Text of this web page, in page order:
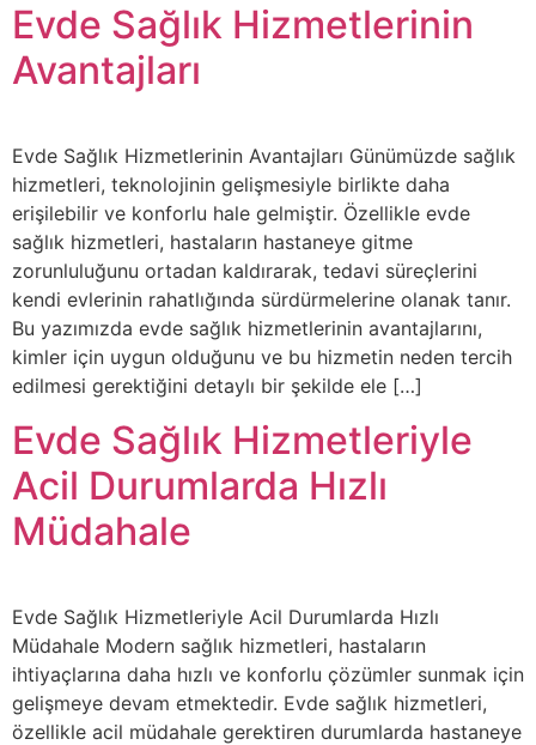
Evde Sağlık Hizmetlerinin
Avantajları
Evde Sağlık Hizmetlerinin Avantajları Günümüzde sağlık
hizmetleri, teknolojinin gelişmesiyle birlikte daha
erişilebilir ve konforlu hale gelmiştir. Özellikle evde
sağlık hizmetleri, hastaların hastaneye gitme
zorunluluğunu ortadan kaldırarak, tedavi süreçlerini
kendi evlerinin rahatlığında sürdürmelerine olanak tanır.
Bu yazımızda evde sağlık hizmetlerinin avantajlarını,
kimler için uygun olduğunu ve bu hizmetin neden tercih
edilmesi gerektiğini detaylı bir şekilde ele […]
Evde Sağlık Hizmetleriyle
Acil Durumlarda Hızlı
Müdahale
Evde Sağlık Hizmetleriyle Acil Durumlarda Hızlı
Müdahale Modern sağlık hizmetleri, hastaların
ihtiyaçlarına daha hızlı ve konforlu çözümler sunmak için
gelişmeye devam etmektedir. Evde sağlık hizmetleri,
özellikle acil müdahale gerektiren durumlarda hastaneye